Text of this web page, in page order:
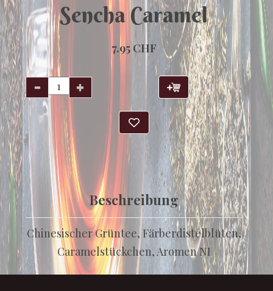
Sencha Caramel
7.95 CHF
Beschreibung
Chinesischer Grüntee, Färberdistelblüten,
Caramelstückchen, Aromen NI